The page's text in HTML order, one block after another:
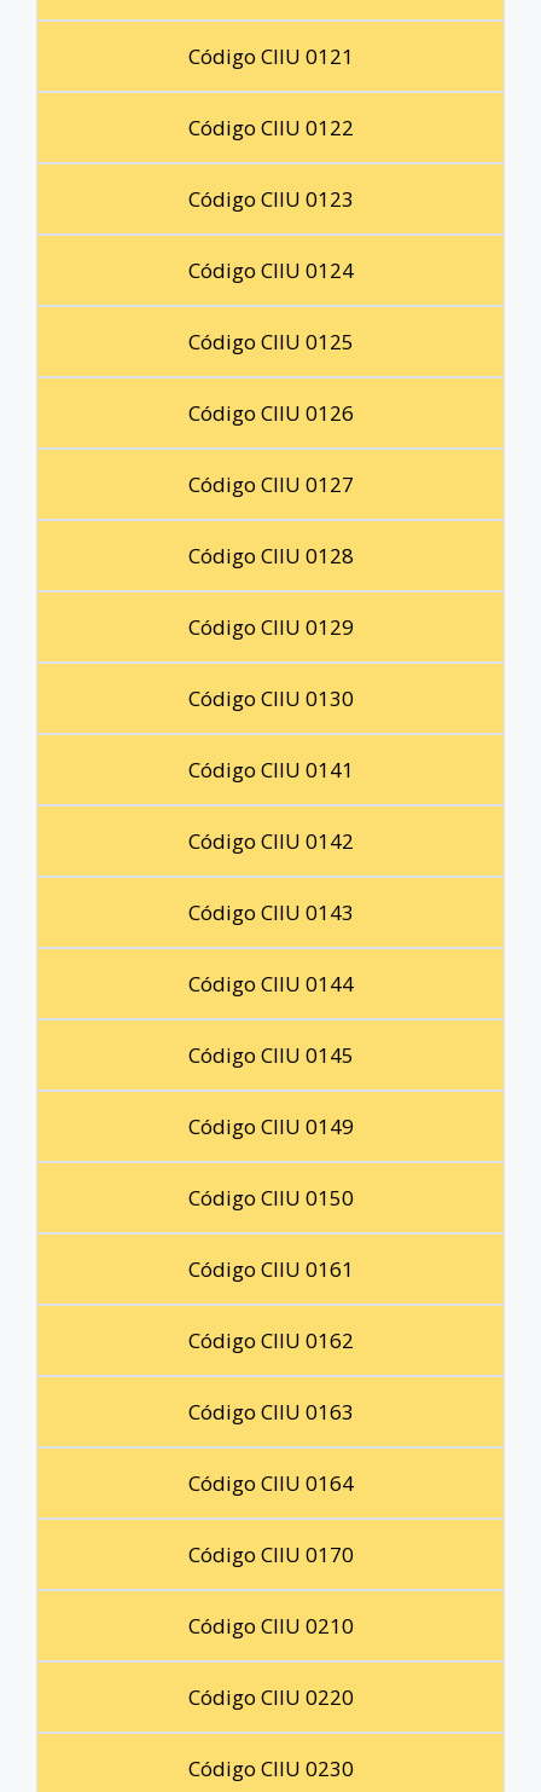
Código CIIU 0121
Código CIIU 0122
Código CIIU 0123
Código CIIU 0124
Código CIIU 0125
Código CIIU 0126
Código CIIU 0127
Código CIIU 0128
Código CIIU 0129
Código CIIU 0130
Código CIIU 0141
Código CIIU 0142
Código CIIU 0143
Código CIIU 0144
Código CIIU 0145
Código CIIU 0149
Código CIIU 0150
Código CIIU 0161
Código CIIU 0162
Código CIIU 0163
Código CIIU 0164
Código CIIU 0170
Código CIIU 0210
Código CIIU 0220
Código CIIU 0230